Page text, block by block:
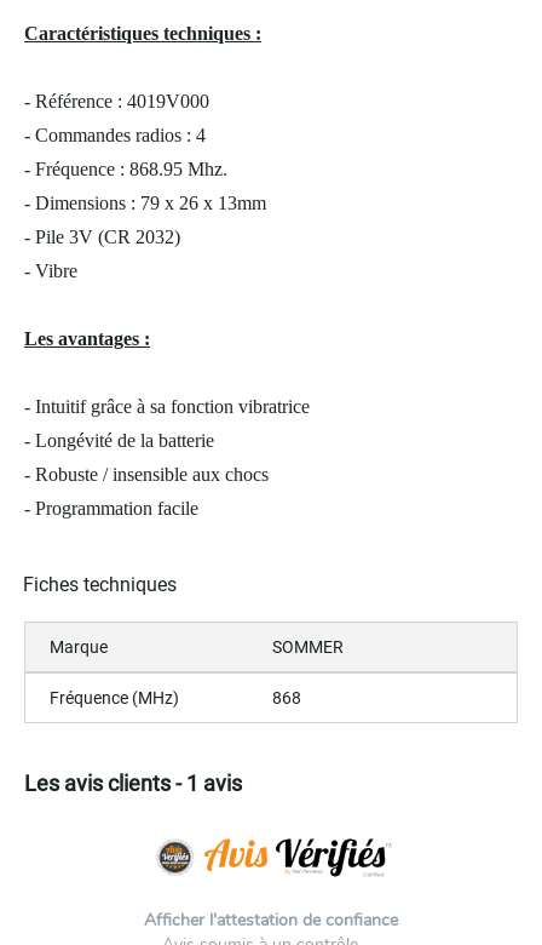
Caractéristiques techniques :
- Référence : 4019V000
- Commandes radios : 4
- Fréquence : 868.95 Mhz.
- Dimensions : 79 x 26 x 13mm
- Pile 3V (CR 2032)
- Vibre
Les avantages :
- Intuitif grâce à sa fonction vibratrice
- Longévité de la batterie
- Robuste / insensible aux chocs
- Programmation facile
Fiches techniques
Marque SOMMER
Fréquence (MHz) 868
Les avis clients - 1 avis
Afficher l'attestation de confiance